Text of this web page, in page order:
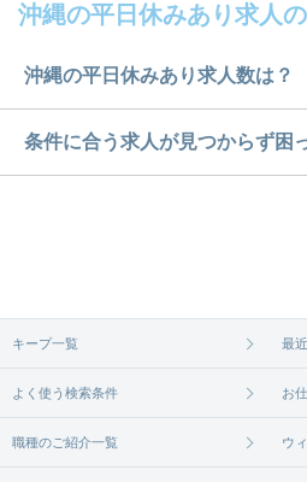
沖縄の平日休みあり求人
沖縄の平日休みあり求人数は？
沖縄の平日休みあり求人数は
求人があるかぜひチェックし
条件に合う求人が見つからず困
無料相談の登録はコチラから
キープ一覧 最
よく使う検索条件 お
職種のご紹介一覧 ウ